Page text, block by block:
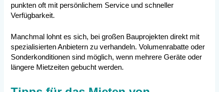
punkten oft mit persönlichem Service und schneller
Verfügbarkeit.
Manchmal lohnt es sich, bei großen Bauprojekten direkt mit
spezialisierten Anbietern zu verhandeln. Volumenrabatte oder
Sonderkonditionen sind möglich, wenn mehrere Geräte oder
längere Mietzeiten gebucht werden.